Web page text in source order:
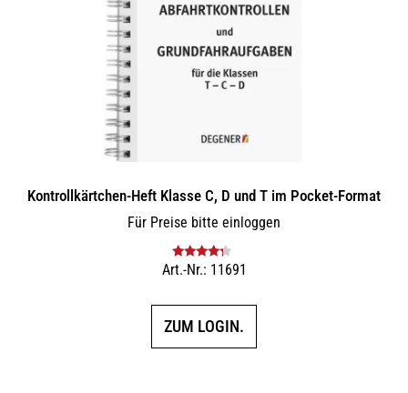
Kontrollkärtchen-Heft Klasse C, D und T im Pocket-Format
Für Preise bitte einloggen
Bewertet
Art.-Nr.: 11691
ZUM LOGIN.